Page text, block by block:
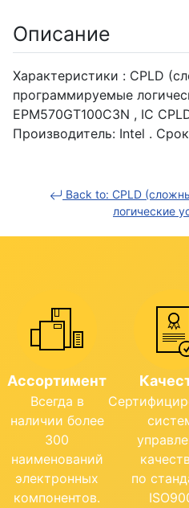
Описание
Характеристики : CPLD
программируемые
EPM570GT100C3N , IC
Производитель: Intel .
Back to: CPLD
логические
Ассортимент
Всегда в
наличии более
300
наименований
электронных
компонентов.
по